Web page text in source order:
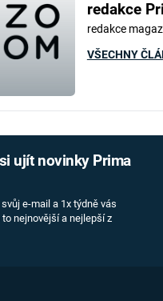
redakce
redakce
VŠECHNY
ujít novinky Prima
e-mail a 1x týdně vás
nejnovější a nejlepší z